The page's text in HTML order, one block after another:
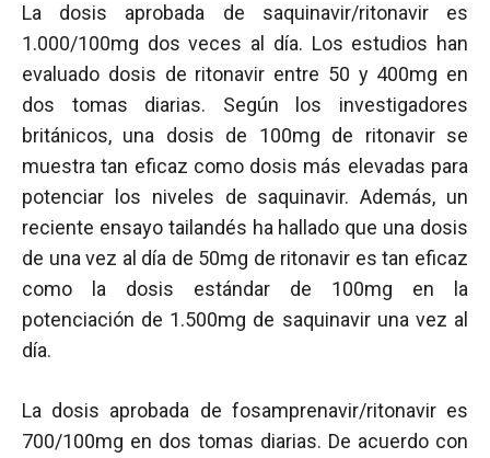
La dosis aprobada de saquinavir/ritonavir es
1.000/100mg dos veces al día. Los estudios han
evaluado dosis de ritonavir entre 50 y 400mg en
dos tomas diarias. Según los investigadores
británicos, una dosis de 100mg de ritonavir se
muestra tan eficaz como dosis más elevadas para
potenciar los niveles de saquinavir. Además, un
reciente ensayo tailandés ha hallado que una dosis
de una vez al día de 50mg de ritonavir es tan eficaz
como la dosis estándar de 100mg en la
potenciación de 1.500mg de saquinavir una vez al
día.
La dosis aprobada de fosamprenavir/ritonavir es
700/100mg en dos tomas diarias. De acuerdo con